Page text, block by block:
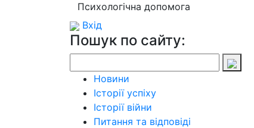
Психологічна допомога
Вхід
Пошук по сайту:
Новини
Історії успіху
Історії війни
Питання та відповіді